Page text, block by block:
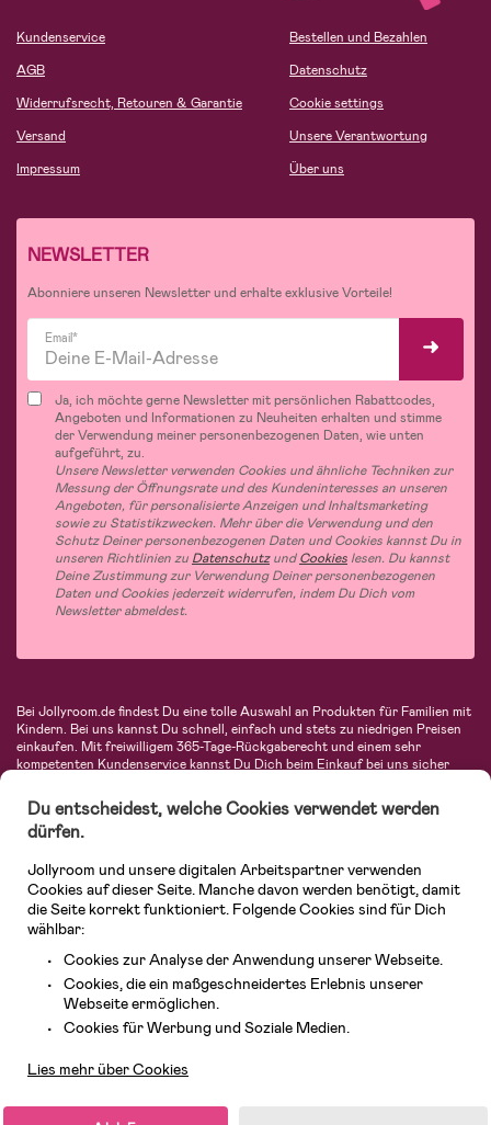
Kundenservice
AGB
Widerrufsrecht, Retouren & Garantie
Versand
Impressum
Bestellen und Bezahlen
Datenschutz
Cookie settings
Unsere Verantwortung
Über uns
NEWSLETTER
Abonniere unseren Newsletter und erhalte exklusive Vorteile!
Email*
Ja, ich möchte gerne Newsletter mit persönlichen Rabattcodes,
Angeboten und Informationen zu Neuheiten erhalten und stimme
der Verwendung meiner personenbezogenen Daten, wie unten
aufgeführt, zu.
Unsere Newsletter verwenden Cookies und ähnliche Techniken zur
Messung der Öffnungsrate und des Kundeninteresses an unseren
Angeboten, für personalisierte Anzeigen und Inhaltsmarketing
sowie zu Statistikzwecken. Mehr über die Verwendung und den
Schutz Deiner personenbezogenen Daten und Cookies kannst Du in
unseren Richtlinien zu DatenschutzundCookies lesen. Du kannst
Deine Zustimmung zur Verwendung Deiner personenbezogenen
Daten und Cookies jederzeit widerrufen, indem Du Dich vom
Newsletter abmeldest.
Bei Jollyroom.de findest Du eine tolle Auswahl an Produkten für Familien mit
Kindern. Bei uns kannst Du schnell, einfach und stets zu niedrigen Preisen
einkaufen. Mit freiwilligem 365-Tage-Rückgaberecht und einem sehr
kompetenten Kundenservice kannst Du Dich beim Einkauf bei uns sicher
Autositze, Kinder- und Babymode, Produkte für Mütter und eine Menge
fantastischer Einrichtungsgegenstände, Spielsachen, Babyprodukte und
vieles mehr. Wir haben Produkte von bekannten Herstellern wie Britax, Maxi-
Avent, Jack Wolfskin, Cybex, LEGO und vielen mehr. Schau Dich um in
unserer vielfältigen Online-Boutique für Kinder & Babys. Willkommen!
© 2026 Jollyroom GmbH. Alle Rechte vorbehalten.
Du entscheidest, welche Cookies verwendet werden
dürfen.
Jollyroom und unsere digitalen Arbeitspartner verwenden
Cookies auf dieser Seite. Manche davon werden benötigt, damit
die Seite korrekt funktioniert. Folgende Cookies sind für Dich
wählbar:
Cookies zur Analyse der Anwendung unserer Webseite.
Cookies, die ein maßgeschneidertes Erlebnis unserer
Webseite ermöglichen.
Cookies für Werbung und Soziale Medien.
Lies mehr über Cookies